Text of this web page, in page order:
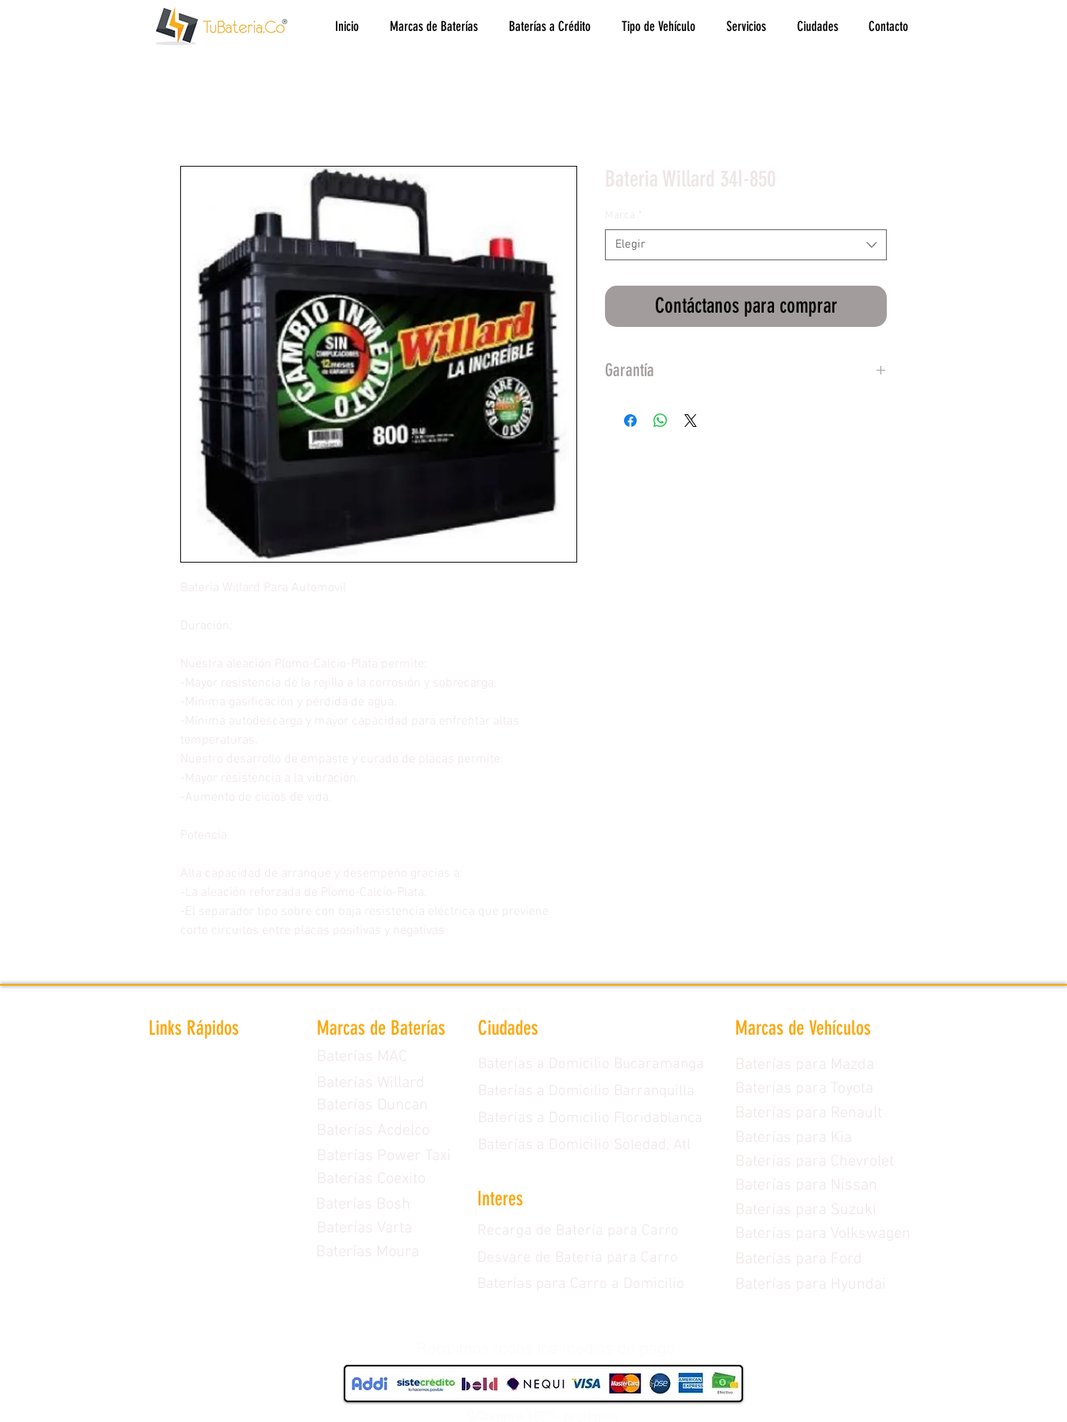
Inicio Marcas de Baterías Baterías a Crédito Tipo de Vehículo Servicios Ciudades Contacto
Bateria Willard Para Automovil
Duración:
Nuestra aleación Plomo-Calcio-Plata permite:
-Mayor resistencia de la rejilla a la corrosión y sobrecarga.
-Mínima gasificación y pérdida de agua.
-Mínima autodescarga y mayor capacidad para enfrentar altas
temperaturas.
Nuestro desarrollo de empaste y curado de placas permite:
-Mayor resistencia a la vibración.
-Aumento de ciclos de vida.
Alta capacidad de arranque y desempeño gracias a:
-La aleación reforzada de Plomo-Calcio-Plata.
-El separador tipo sobre con baja resistencia eléctrica que previene
corto circuitos entre placas positivas y negativas.
Bateria Willard 34I-850
Marca *
Elegir
Contáctanos para comprar
Garantía
Links Rápidos Ciudades
Marcas de Baterías Marcas de Vehículos
Baterías Coexito
Baterías Power Taxi
Baterías Acdelco
Baterías Duncan
Baterías Willard
Baterías MAC
Baterías Bosh
Baterías Varta
Baterías Moura
Baterías para Mazda
Baterías a Domicilio Bucaramanga
Baterías para Toyota
Baterías a Domicilio Barranquilla
Baterías para Renault
Baterías a Domicilio Floridablanca
Baterías para Kia
Baterías a Domicilio Soledad, Atl
Baterías para Chevrolet
Interes
Recarga de Batería para Carro
Baterías para Nissan
Baterías para Suzuki
Baterías para Volkswagen
Desvare de Batería para Carro Baterías para Ford
Baterías para Carro a Domicilio Baterías para Hyundai